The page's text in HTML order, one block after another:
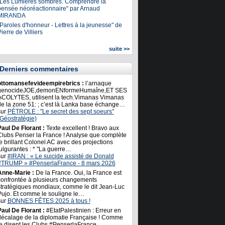
Lumières sombres. Comprendre la
néoréactionnaire" par Arnaud
d'honneur - Lettres à la jeunesse" de
de Villiers
suite >>
commentaires
: l’arnaque
SES
utilisent la tech.Vimanas Vimanas
la zone 51: ; c’est là Lanka base échange…
PÉTROLE : "Le secret des sept soeurs"
De Florant : Texte excellent ! Bravo aux
Penser la France ! Analyse que complète
brillant Colonel AC avec des projections
: * "La guerre…
#IRAN : « Le suicide assisté de Donald
» #PenserlaFrance - 8 mars 2026
Marie : De la France. Oui, la France est
à plusieurs changements
mondiaux, comme le dit Jean-Luc
Et comme le souligne le…
BONNES FÊTES 2025 à tous !
De Florant : #EtatPalestinien : Erreur en
de la diplomatie Française ! Comme